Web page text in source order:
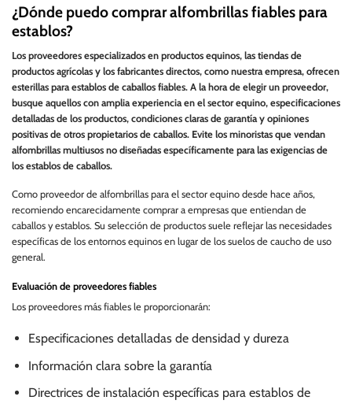
¿Dónde puedo comprar alfombrillas fiables para
establos?
Los proveedores especializados en productos equinos, las tiendas de
productos agrícolas y los fabricantes directos, como nuestra empresa, ofrecen
esterillas para establos de caballos fiables. A la hora de elegir un proveedor,
busque aquellos con amplia experiencia en el sector equino, especificaciones
detalladas de los productos, condiciones claras de garantía y opiniones
positivas de otros propietarios de caballos. Evite los minoristas que vendan
alfombrillas multiusos no diseñadas específicamente para las exigencias de
los establos de caballos.
Como proveedor de alfombrillas para el sector equino desde hace años,
recomiendo encarecidamente comprar a empresas que entiendan de
caballos y establos. Su selección de productos suele reflejar las necesidades
específicas de los entornos equinos en lugar de los suelos de caucho de uso
general.
Evaluación de proveedores fiables
Los proveedores más fiables le proporcionarán:
Especificaciones detalladas de densidad y dureza
Información clara sobre la garantía
Directrices de instalación específicas para establos de